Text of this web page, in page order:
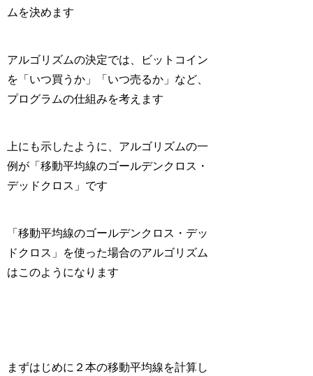
ムを決めます
アルゴリズムの決定では、
ビットコイン
を「いつ買うか」「いつ売るか」など、
プログラムの仕組みを考えます
上にも示したように、アルゴリズムの一
例が「移動平均線のゴールデンクロス・
デッドクロス」です
「移動平均線のゴールデンクロス・デッ
ドクロス」を使った場合のアルゴリズム
はこのようになります
まずはじめに２本の移動平均線を計算し